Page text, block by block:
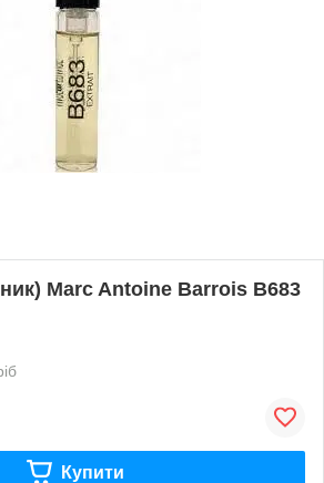
Marc Antoine Barrois B683
Купити